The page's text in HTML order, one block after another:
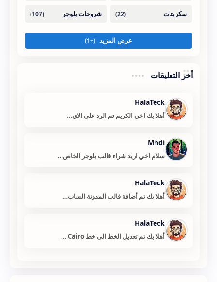
أخر التعليقات
HalaTeck
أهلا بك اخي الكريم تم الرد على الاي…
Mhdi
سلام اخي اريد شراء قالب بلوجر الخاص…
HalaTeck
أهلا بك تم أضافة قالب المدونة الساب…
HalaTeck
أهلا بك تم تعديل الخط الى خط Cairo …